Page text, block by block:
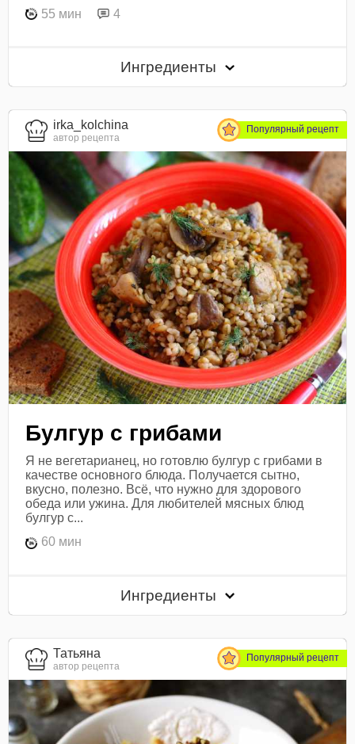
55 мин
4
Ингредиенты
irka_kolchina
автор рецепта
Популярный рецепт
Булгур с грибами
Я не вегетарианец, но готовлю булгур с грибами в
качестве основного блюда. Получается сытно,
вкусно, полезно. Всё, что нужно для здорового
обеда или ужина. Для любителей мясных блюд
булгур с...
60 мин
Ингредиенты
Татьяна
автор рецепта
Популярный рецепт